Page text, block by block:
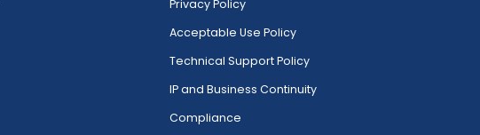
Privacy Policy
Acceptable Use Policy
Technical Support Policy
IP and Business Continuity
Compliance